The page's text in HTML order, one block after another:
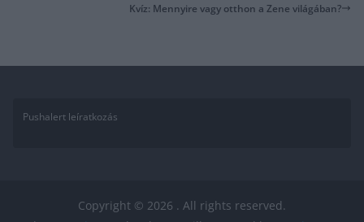
Kvíz: Mennyire vagy otthon a Zene világában?
Pushalert leíratkozás
Copyright © 2026 . All rights reserved.